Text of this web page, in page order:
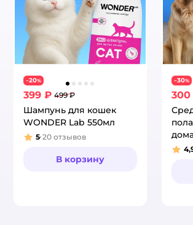
−20%
399 ₽ 499 ₽
Шампунь для кошек
WONDER Lab 550мл
Рейтинг:
5 20 отзывов
В корзину
−30%